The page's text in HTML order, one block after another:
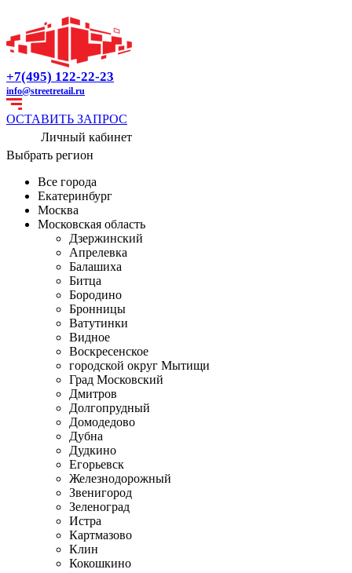
+7(495) 122-22-23
info@streetretail.ru
ОСТАВИТЬ ЗАПРОС
Личный кабинет
Выбрать регион
Все города
Екатеринбург
Москва
Московская область
Дзержинский
Апрелевка
Балашиха
Битца
Бородино
Бронницы
Ватутинки
Видное
Воскресенское
городской округ Мытищи
Град Московский
Дмитров
Долгопрудный
Домодедово
Дубна
Дудкино
Егорьевск
Железнодорожный
Звенигород
Зеленоград
Истра
Картмазово
Клин
Кокошкино